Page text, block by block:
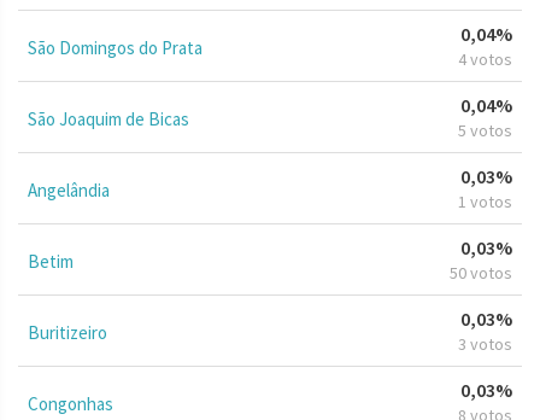
São Domingos do Prata
0,04%
4 votos
São Joaquim de Bicas
0,04%
5 votos
Angelândia
0,03%
1 votos
Betim
0,03%
50 votos
Buritizeiro
0,03%
3 votos
Congonhas
0,03%
8 votos